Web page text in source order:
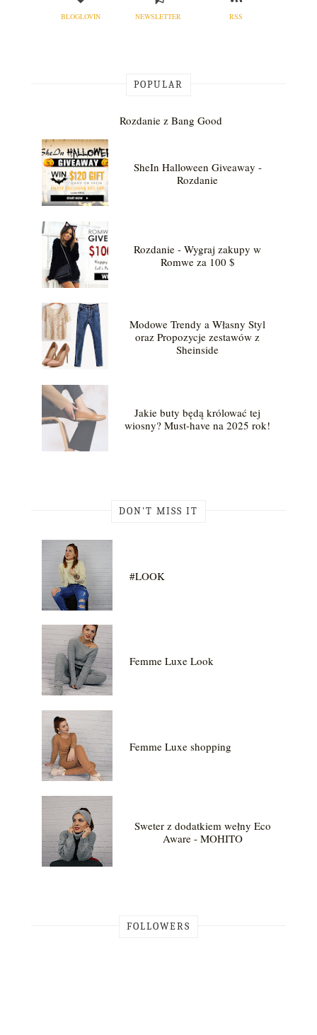
BLOGLOVIN NEWSLETTER RSS
POPULAR
Rozdanie z Bang Good
SheIn Halloween Giveaway -
Rozdanie
Rozdanie - Wygraj zakupy w
Romwe za 100 $
Modowe Trendy a Własny Styl
oraz Propozycje zestawów z
Sheinside
Jakie buty będą królować tej
wiosny? Must-have na 2025 rok!
DON'T MISS IT
#LOOK
Femme Luxe Look
Femme Luxe shopping
Sweter z dodatkiem wełny Eco
Aware - MOHITO
FOLLOWERS